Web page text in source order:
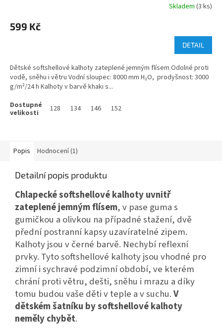
Skladem (3 ks)
599 Kč
DETAIL
Dětské softshellové kalhoty zateplené jemným flísem Odolné proti
vodě, sněhu i větru Vodní sloupec: 8000 mm H₂O, prodyšnost: 3000
g/m²/24 h Kalhoty v barvě khaki s...
128 134 146 152
Popis Hodnocení (1)
Detailní popis produktu
Chlapecké softshellové kalhoty uvnitř
zateplené jemným flísem, v pase guma s
gumičkou a olivkou na případné stažení, dvě
přední postranní kapsy uzavíratelné zipem.
Kalhoty jsou v černé barvě. Nechybí reflexní
prvky. Tyto softshellové kalhoty jsou vhodné pro
zimní i sychravé podzimní období, ve kterém
chrání proti větru, dešti, sněhu i mrazu a díky
tomu budou vaše děti v teple a v suchu.V
dětském šatníku by softshellové kalhoty
neměly chybět.